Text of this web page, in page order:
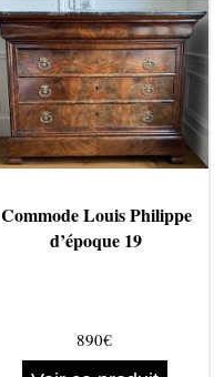
Commode Louis Philippe
d’époque 19
890€